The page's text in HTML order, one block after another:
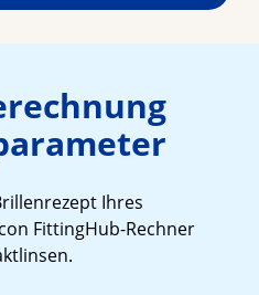
Ihres
FittingHub-Rechner